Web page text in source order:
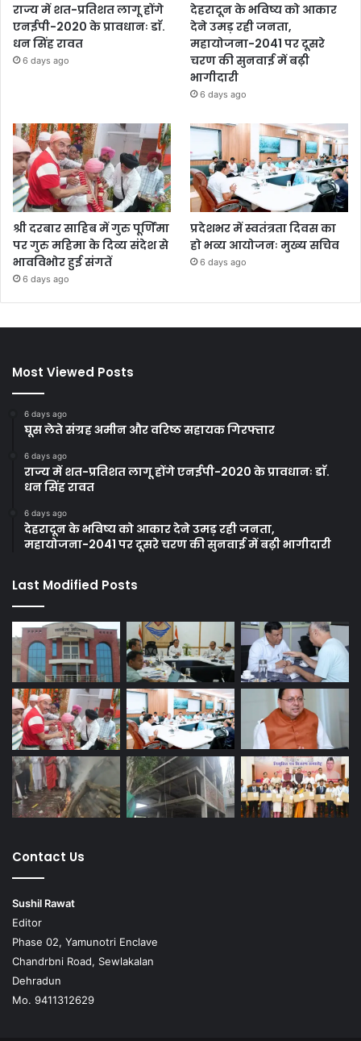
राज्य में शत-प्रतिशत लागू होंगे
एनईपी-2020 के प्रावधानः डाॅ.
धन सिंह रावत
6 days ago
देहरादून के भविष्य को आकार
देने उमड़ रही जनता,
महायोजना-2041 पर दूसरे
चरण की सुनवाई में बढ़ी
भागीदारी
6 days ago
श्री दरबार साहिब में गुरु पूर्णिमा
पर गुरु महिमा के दिव्य संदेश से
भावविभोर हुई संगतें
6 days ago
प्रदेशभर में स्वतंत्रता दिवस का
हो भव्य आयोजनः मुख्य सचिव
6 days ago
Most Viewed Posts
6 days ago
घूस लेते संग्रह अमीन और वरिष्ठ सहायक गिरफ्तार
6 days ago
राज्य में शत-प्रतिशत लागू होंगे एनईपी-2020 के प्रावधानः डाॅ.
धन सिंह रावत
6 days ago
देहरादून के भविष्य को आकार देने उमड़ रही जनता,
महायोजना-2041 पर दूसरे चरण की सुनवाई में बढ़ी भागीदारी
Last Modified Posts
Contact Us
Sushil Rawat
Editor
Phase 02, Yamunotri Enclave
Chandrbni Road, Sewlakalan
Dehradun
Mo. 9411312629